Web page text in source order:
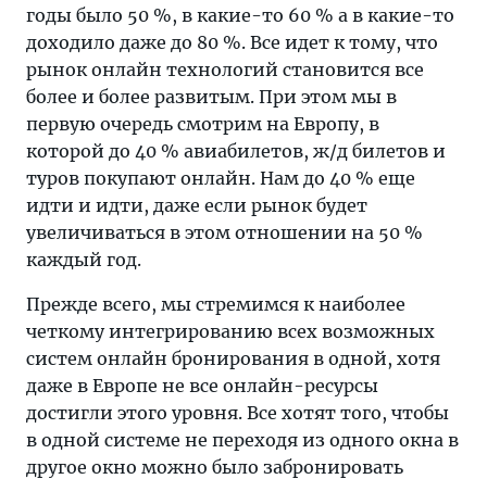
годы было 50 %, в какие-то 60 % а в какие-то
доходило даже до 80 %. Все идет к тому, что
рынок онлайн технологий становится все
более и более развитым. При этом мы в
первую очередь смотрим на Европу, в
которой до 40 % авиабилетов, ж/д билетов и
туров покупают онлайн. Нам до 40 % еще
идти и идти, даже если рынок будет
увеличиваться в этом отношении на 50 %
каждый год.
Прежде всего, мы стремимся к наиболее
четкому интегрированию всех возможных
систем онлайн бронирования в одной, хотя
даже в Европе не все онлайн-ресурсы
достигли этого уровня. Все хотят того, чтобы
в одной системе не переходя из одного окна в
другое окно можно было забронировать